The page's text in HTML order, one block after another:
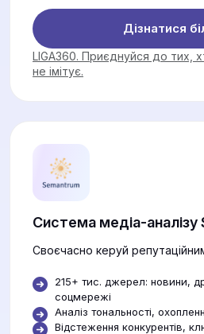
Дізнатися
LIGA360. Приєднуйся до тих,
не імітує.
Система медіа-аналізу
Своєчасно керуй
215+ тис. джерел: новини,
соцмережі
Аналіз тональності,
Відстеження конкурентів,